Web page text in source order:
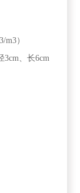
m3）
3cm、长6cm